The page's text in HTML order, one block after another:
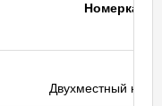
Номер
Двухместный